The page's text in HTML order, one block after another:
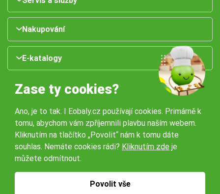
Nakupování
E-katalogy
Naše pobočky:
Obchodní podmínky
Zase ty cookies?
Ano, je to tak. I Eobaly.cz používají cookies. Primárně k
tomu, abychom vám zpříjemnili plavbu naším webem.
Kliknutím na tlačítko „Povolit“ nám k tomu dáte
souhlas. Nemáte cookies rádi? Kliknutím zde je
můžete odmítnout.
Povolit vše